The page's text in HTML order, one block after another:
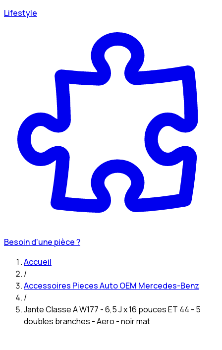
Lifestyle
Besoin d'une pièce ?
Accueil
/
Accessoires Pieces Auto OEM Mercedes-Benz
/
Jante Classe A W177 - 6,5 J x 16 pouces ET 44 - 5
doubles branches - Aero - noir mat